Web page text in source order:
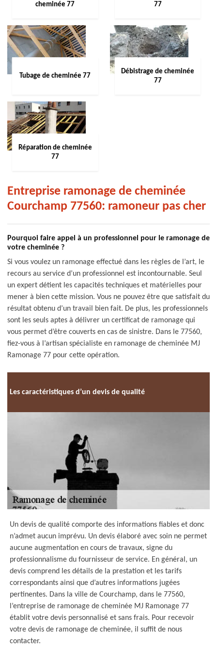
cheminée 77
77
Tubage de cheminée 77
Débistrage de cheminée
77
Réparation de cheminée
77
Entreprise ramonage de cheminée
Courchamp 77560: ramoneur pas cher
Pourquoi faire appel à un professionnel pour le ramonage de
votre cheminée ?
Si vous voulez un ramonage effectué dans les règles de l’art, le
recours au service d’un professionnel est incontournable. Seul
un expert détient les capacités techniques et matérielles pour
mener à bien cette mission. Vous ne pouvez être que satisfait du
résultat obtenu d’un travail bien fait. De plus, les professionnels
sont les seuls aptes à délivrer un certificat de ramonage qui
vous permet d’être couverts en cas de sinistre. Dans le 77560,
fiez-vous à l’artisan spécialiste en ramonage de cheminée MJ
Ramonage 77 pour cette opération.
Les caractéristiques d’un devis de qualité
Un devis de qualité comporte des informations fiables et donc
n’admet aucun imprévu. Un devis élaboré avec soin ne permet
aucune augmentation en cours de travaux, signe du
professionnalisme du fournisseur de service. En général, un
devis comprend les détails de la prestation et les tarifs
correspondants ainsi que d’autres informations jugées
pertinentes. Dans la ville de Courchamp, dans le 77560,
l’entreprise de ramonage de cheminée MJ Ramonage 77
établit votre devis personnalisé et sans frais. Pour recevoir
votre devis de ramonage de cheminée, il suffit de nous
contacter.